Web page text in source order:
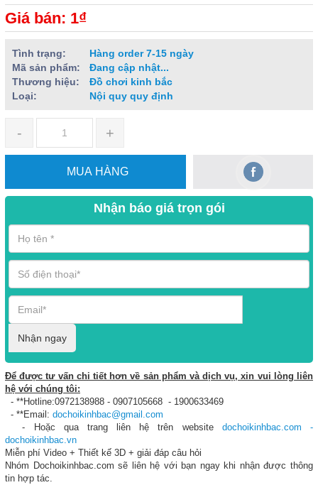
Giá bán: 1₫
Tình trạng:
Hàng order 7-15 ngày
Mã sản phẩm:
Đang cập nhật...
Thương hiệu:
Đồ chơi kinh bắc
Loại:
Nội quy quy định
- +
MUA HÀNG
Nhận báo giá trọn gói
Nhận ngay
Để được tư vấn chi tiết hơn về sản phẩm và dịch vụ, xin vui lòng liên
hệ với chúng tôi:
- **Hotline:0972138988 - 0907105668 - 1900633469
- **Email: dochoikinhbac@gmail.com
- Hoặc qua trang liên hệ trên website dochoikinhbac.com -
dochoikinhbac.vn
Miễn phí Video + Thiết kế 3D + giải đáp câu hỏi
Nhóm Dochoikinhbac.com sẽ liên hệ với bạn ngay khi nhận được thông
tin hợp tác.